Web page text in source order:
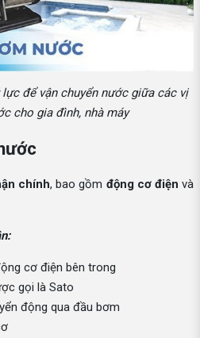
để vận chuyển nước giữa các vị
cho gia đình, nhà máy
chính, bao gồm động cơ điện và
cơ điện bên trong
gọi là Sato
động qua đầu bơm